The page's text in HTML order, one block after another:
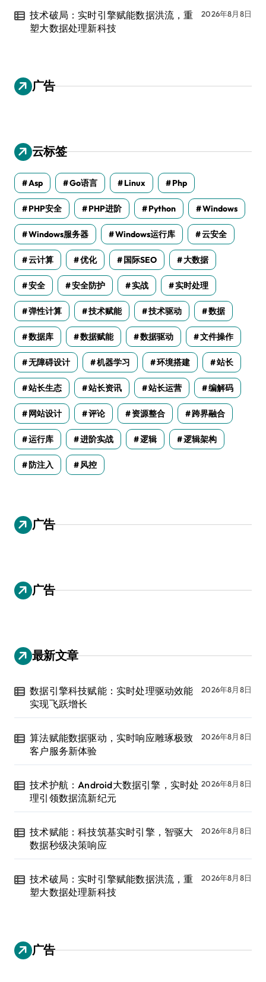
技术破局：实时引擎赋能数据洪流，重
塑大数据处理新科技
2026年8月8日
广告
云标签
Asp Go语言 Linux Php
PHP安全 PHP进阶 Python Windows
Windows服务器 Windows运行库 云安全
云计算 优化 国际SEO 大数据
安全 安全防护 实战 实时处理
弹性计算 技术赋能 技术驱动 数据
数据库 数据赋能 数据驱动 文件操作
无障碍设计 机器学习 环境搭建 站长
站长生态 站长资讯 站长运营 编解码
网站设计 评论 资源整合 跨界融合
运行库 进阶实战 逻辑 逻辑架构
防注入 风控
广告
广告
最新文章
数据引擎科技赋能：实时处理驱动效能
实现飞跃增长
2026年8月8日
算法赋能数据驱动，实时响应雕琢极致
客户服务新体验
2026年8月8日
技术护航：Android大数据引擎，实时处
理引领数据流新纪元
2026年8月8日
技术赋能：科技筑基实时引擎，智驱大
数据秒级决策响应
2026年8月8日
技术破局：实时引擎赋能数据洪流，重
塑大数据处理新科技
2026年8月8日
广告